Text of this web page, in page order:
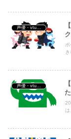
声優・vtuber・アニメ漫画ゲーム